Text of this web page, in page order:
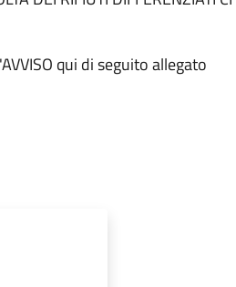
qui di seguito allegato